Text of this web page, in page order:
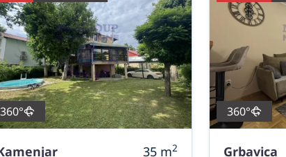
360°
35 m2
360°
Grbavica